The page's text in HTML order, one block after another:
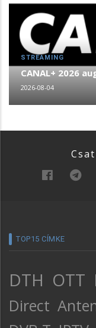
STREAMING
CANAL+ 2026
2026-08-04
TOP15 CÍMKE
DTH OTT
Direct